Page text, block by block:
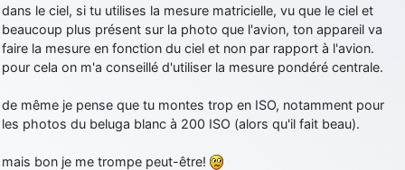
dans le ciel, si tu utilises la mesure matricielle, vu que le ciel et
beaucoup plus présent sur la photo que l'avion, ton appareil va
faire la mesure en fonction du ciel et non par rapport à l'avion.
pour cela on m'a conseillé d'utiliser la mesure pondéré centrale.
de même je pense que tu montes trop en ISO, notamment pour
les photos du beluga blanc à 200 ISO (alors qu'il fait beau).
mais bon je me trompe peut-être!